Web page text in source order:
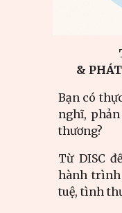
&
Bạn có
nghĩ, phản
thương?
Từ DISC
hành
tuệ, tình